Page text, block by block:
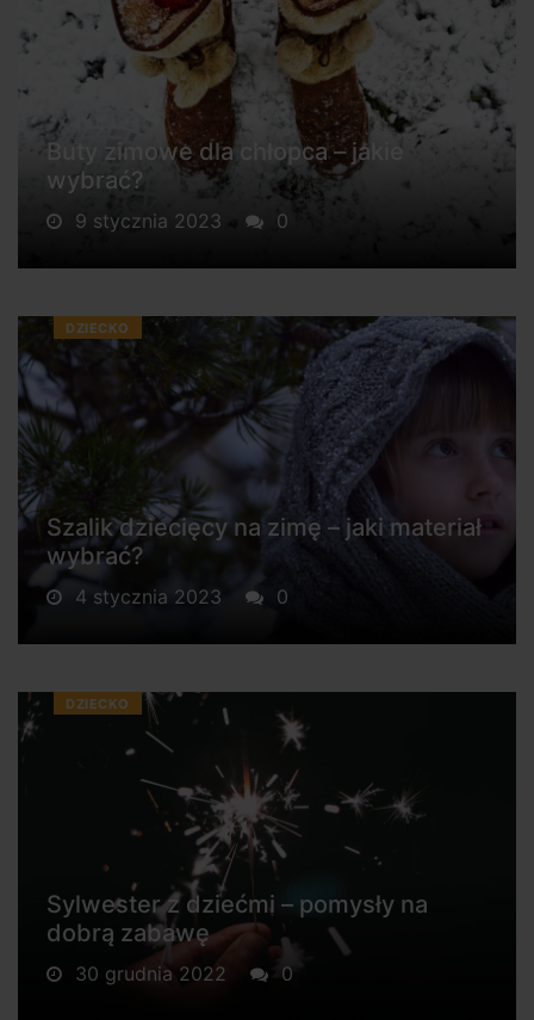
Buty zimowe dla chłopca – jakie
wybrać?
9 stycznia 2023 0
DZIECKO
Szalik dziecięcy na zimę – jaki materiał
wybrać?
4 stycznia 2023 0
DZIECKO
Sylwester z dziećmi – pomysły na
dobrą zabawę
30 grudnia 2022 0